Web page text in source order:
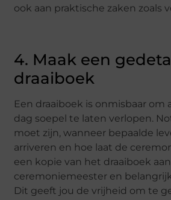
ook aan praktische zaken zoals
4. Maak een
draaiboek
Een draaiboek is onmisbaar om
dag soepel te laten verlopen.
moet zijn, wanneer bepaalde
arriveren en hoe laat de
een kopie van het draaiboek
ceremoniemeester en
Dit geeft jou de vrijheid om te